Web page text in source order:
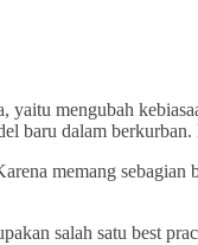
mengubah
baru dalam
memang
salah satu best